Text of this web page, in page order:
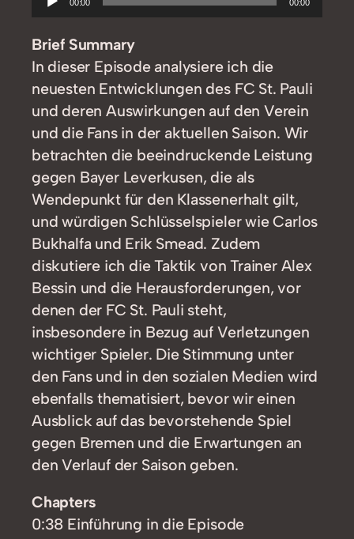
Player
00:00 00:00
Brief Summary
In dieser Episode analysiere ich die
neuesten Entwicklungen des FC St. Pauli
und deren Auswirkungen auf den Verein
und die Fans in der aktuellen Saison. Wir
betrachten die beeindruckende Leistung
gegen Bayer Leverkusen, die als
Wendepunkt für den Klassenerhalt gilt,
und würdigen Schlüsselspieler wie Carlos
Bukhalfa und Erik Smead. Zudem
diskutiere ich die Taktik von Trainer Alex
Bessin und die Herausforderungen, vor
denen der FC St. Pauli steht,
insbesondere in Bezug auf Verletzungen
wichtiger Spieler. Die Stimmung unter
den Fans und in den sozialen Medien wird
ebenfalls thematisiert, bevor wir einen
Ausblick auf das bevorstehende Spiel
gegen Bremen und die Erwartungen an
den Verlauf der Saison geben.
Chapters
0:38 Einführung in die Episode